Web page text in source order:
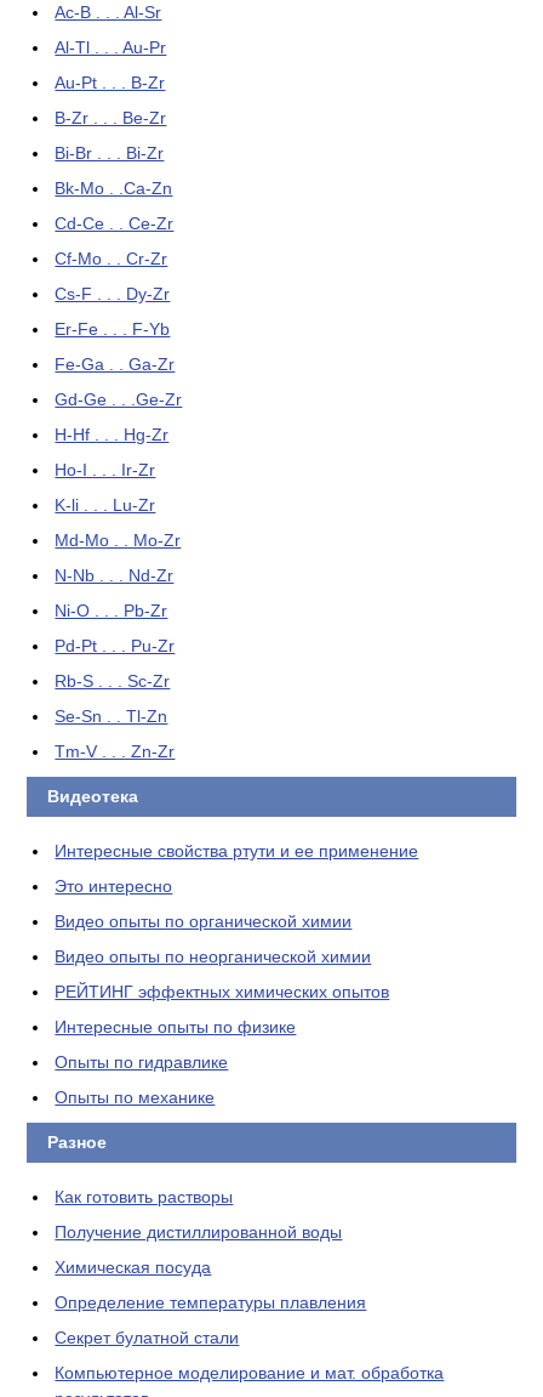
Ac-B . . . Al-Sr
Al-Tl . . . Au-Pr
Au-Pt . . . B-Zr
B-Zr . . . Be-Zr
Bi-Br . . . Bi-Zr
Bk-Mo . .Ca-Zn
Cd-Ce . . Ce-Zr
Cf-Mo . . Cr-Zr
Cs-F . . . Dy-Zr
Er-Fe . . . F-Yb
Fe-Ga . . Ga-Zr
Gd-Ge . . .Ge-Zr
H-Hf . . . Hg-Zr
Ho-I . . . Ir-Zr
K-li . . . Lu-Zr
Md-Mo . . Mo-Zr
N-Nb . . . Nd-Zr
Ni-O . . . Pb-Zr
Pd-Pt . . . Pu-Zr
Rb-S . . . Sc-Zr
Se-Sn . . Tl-Zn
Tm-V . . . Zn-Zr
Видеотека
Интересные свойства ртути и ее применение
Это интересно
Видео опыты по органической химии
Видео опыты по неорганической химии
РЕЙТИНГ эффектных химических опытов
Интересные опыты по физике
Опыты по гидравлике
Опыты по механике
Разное
Как готовить растворы
Получение дистиллированной воды
Химическая посуда
Определение температуры плавления
Секрет булатной стали
Компьютерное моделирование и мат. обработка